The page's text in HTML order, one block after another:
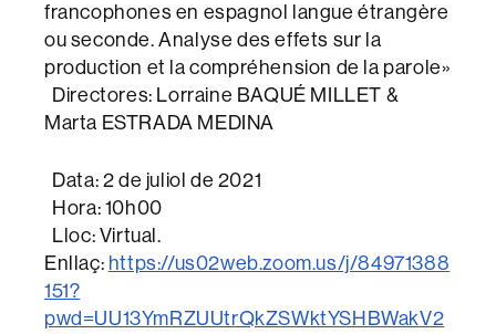
francophones en espagnol langue étrangère
ou seconde. Analyse des effets sur la
production et la compréhension de la parole»
Directores: Lorraine BAQUÉ MILLET &
Marta ESTRADA MEDINA
Data: 2 de juliol de 2021
Hora: 10h00
Lloc: Virtual.
Enllaç: https://us02web.zoom.us/j/84971388
151?
pwd=UU13YmRZUUtrQkZSWktYSHBWakV2